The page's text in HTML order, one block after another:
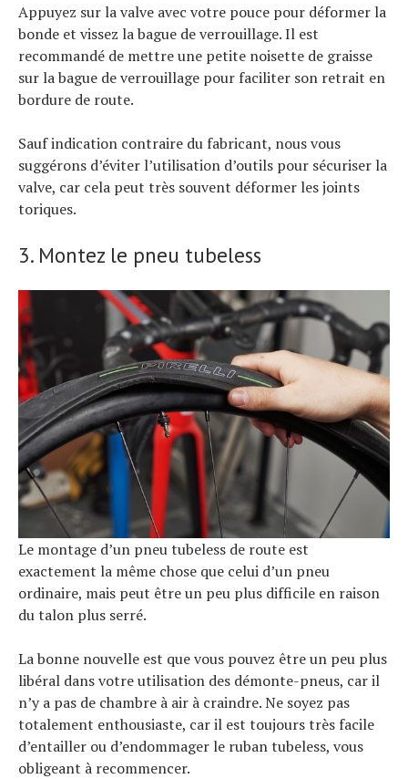
Appuyez sur la valve avec votre pouce pour déformer la
bonde et vissez la bague de verrouillage. Il est
recommandé de mettre une petite noisette de graisse
sur la bague de verrouillage pour faciliter son retrait en
bordure de route.
Sauf indication contraire du fabricant, nous vous
suggérons d’éviter l’utilisation d’outils pour sécuriser la
valve, car cela peut très souvent déformer les joints
toriques.
3. Montez le pneu tubeless
Le montage d’un pneu tubeless de route est
exactement la même chose que celui d’un pneu
ordinaire, mais peut être un peu plus difficile en raison
du talon plus serré.
La bonne nouvelle est que vous pouvez être un peu plus
libéral dans votre utilisation des démonte-pneus, car il
n’y a pas de chambre à air à craindre. Ne soyez pas
totalement enthousiaste, car il est toujours très facile
d’entailler ou d’endommager le ruban tubeless, vous
obligeant à recommencer.